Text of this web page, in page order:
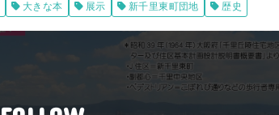
大きな本 展示 新千里東町団地 歴史